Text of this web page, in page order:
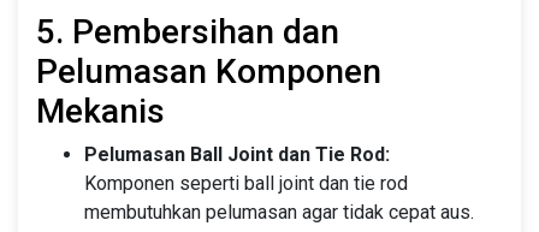
5. Pembersihan dan
Pelumasan Komponen
Mekanis
Pelumasan Ball Joint dan Tie Rod:
Komponen seperti ball joint dan tie rod
membutuhkan pelumasan agar tidak cepat aus.